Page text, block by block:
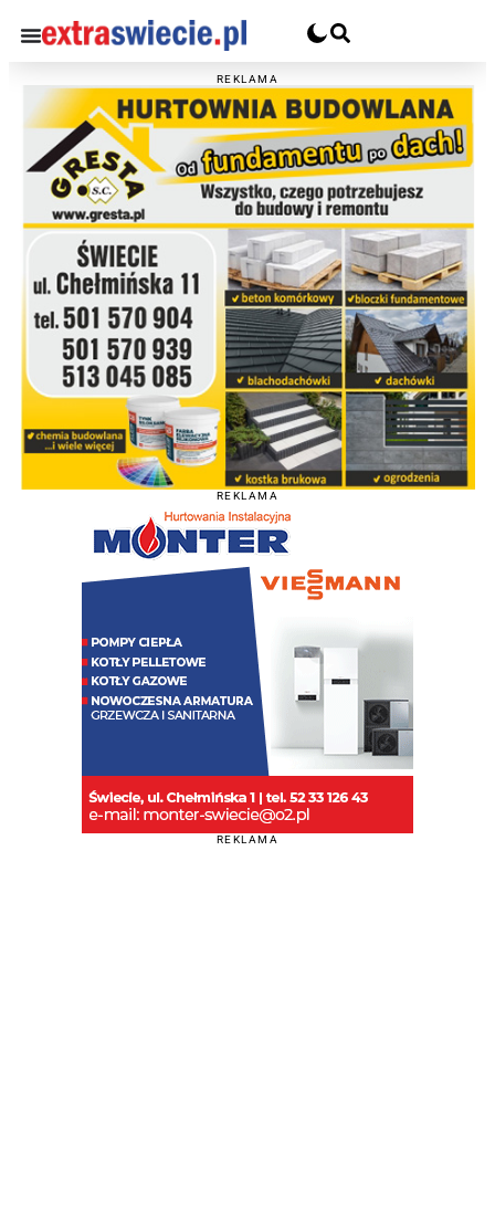
REKLAMA
REKLAMA
REKLAMA